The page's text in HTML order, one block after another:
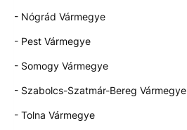
- Nógrád Vármegye
- Pest Vármegye
- Somogy Vármegye
- Szabolcs-Szatmár-Bereg Vármegye
- Tolna Vármegye